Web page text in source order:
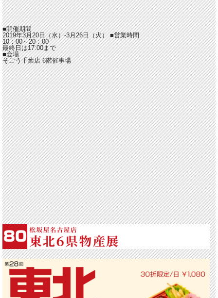
■開催期間
2019年3月20日（水）-3月26日（火）■営業時間
10：00～20：00
最終日は17:00まで
■会場
そごう千葉店 6階催事場